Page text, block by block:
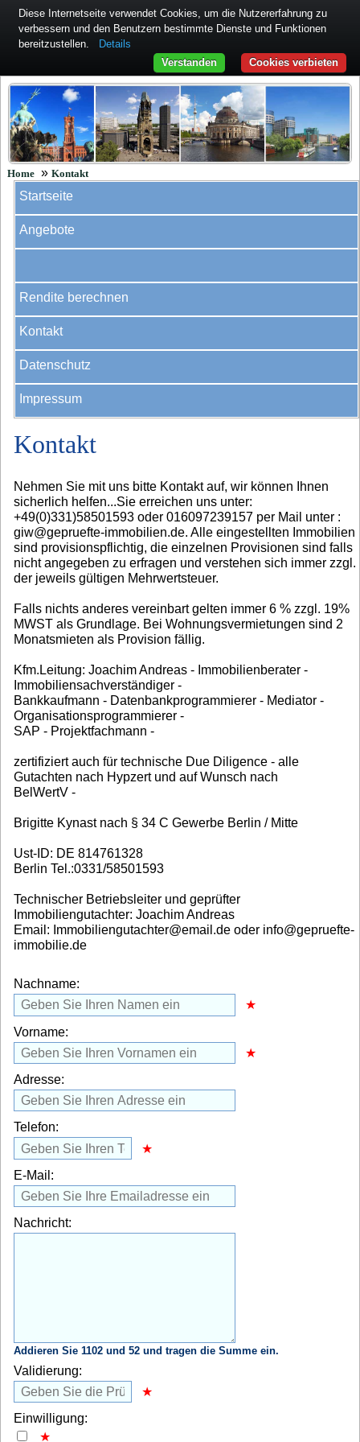
Home » Kontakt
Startseite
Angebote
Rendite berechnen
Kontakt
Datenschutz
Impressum
Kontakt
Nehmen Sie mit uns bitte Kontakt auf, wir können Ihnen
sicherlich helfen...Sie erreichen uns unter:
+49(0)331)58501593 oder 016097239157 per Mail unter :
giw@gepruefte-immobilien.de. Alle eingestellten Immobilien
sind provisionspflichtig, die einzelnen Provisionen sind falls
nicht angegeben zu erfragen und verstehen sich immer zzgl.
der jeweils gültigen Mehrwertsteuer.
Falls nichts anderes vereinbart gelten immer 6 % zzgl. 19%
MWST als Grundlage. Bei Wohnungsvermietungen sind 2
Monatsmieten als Provision fällig.
Kfm.Leitung: Joachim Andreas - Immobilienberater -
Immobiliensachverständiger -
Bankkaufmann - Datenbankprogrammierer - Mediator -
Organisationsprogrammierer -
SAP - Projektfachmann -
zertifiziert auch für technische Due Diligence - alle
Gutachten nach Hypzert und auf Wunsch nach
BelWertV -
Brigitte Kynast nach § 34 C Gewerbe Berlin / Mitte
Ust-ID: DE 814761328
Berlin Tel.:0331/58501593
Technischer Betriebsleiter und geprüfter
Immobiliengutachter: Joachim Andreas
Email: Immobiliengutachter@email.de oder info@gepruefte-
immobilie.de
Nachname:
Vorname:
Adresse:
Telefon:
E-Mail:
Nachricht:
Addieren Sie 1102 und 52 und tragen die Summe ein.
Validierung:
Einwilligung:
Diese Internetseite verwendet Cookies, um die Nutzererfahrung zu
verbessern und den Benutzern bestimmte Dienste und Funktionen
bereitzustellen.
Details
Cookies verbieten
Verstanden